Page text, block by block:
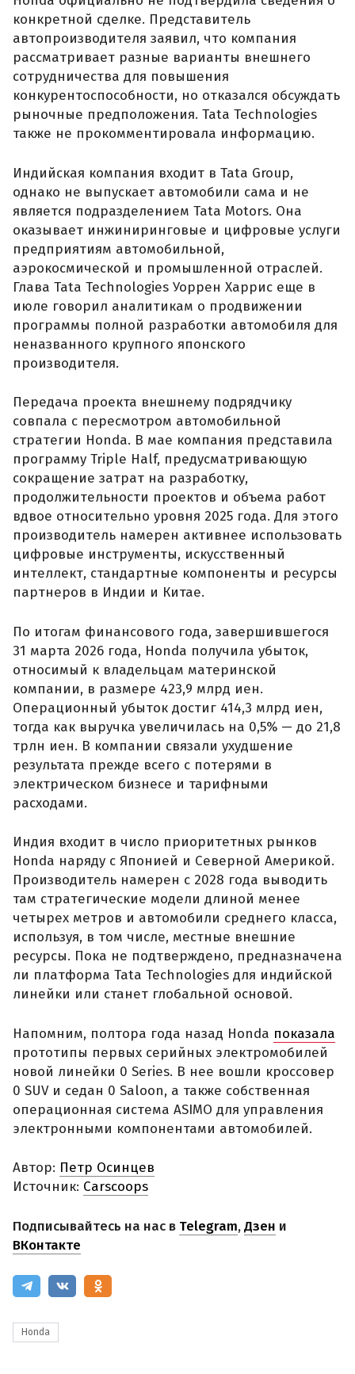
конкретной сделке. Представитель
автопроизводителя заявил, что компания
рассматривает разные варианты внешнего
сотрудничества для повышения
конкурентоспособности, но отказался обсуждать
рыночные предположения. Tata Technologies
также не прокомментировала информацию.
Индийская компания входит в Tata Group,
однако не выпускает автомобили сама и не
является подразделением Tata Motors. Она
оказывает инжиниринговые и цифровые услуги
предприятиям автомобильной,
аэрокосмической и промышленной отраслей.
Глава Tata Technologies Уоррен Харрис еще в
июле говорил аналитикам о продвижении
программы полной разработки автомобиля для
неназванного крупного японского
производителя.
Передача проекта внешнему подрядчику
совпала с пересмотром автомобильной
стратегии Honda. В мае компания представила
программу Triple Half, предусматривающую
сокращение затрат на разработку,
продолжительности проектов и объема работ
вдвое относительно уровня 2025 года. Для этого
производитель намерен активнее использовать
цифровые инструменты, искусственный
интеллект, стандартные компоненты и ресурсы
партнеров в Индии и Китае.
По итогам финансового года, завершившегося
31 марта 2026 года, Honda получила убыток,
относимый к владельцам материнской
компании, в размере 423,9 млрд иен.
Операционный убыток достиг 414,3 млрд иен,
тогда как выручка увеличилась на 0,5% — до 21,8
трлн иен. В компании связали ухудшение
результата прежде всего с потерями в
электрическом бизнесе и тарифными
расходами.
Индия входит в число приоритетных рынков
Honda наряду с Японией и Северной Америкой.
Производитель намерен с 2028 года выводить
там стратегические модели длиной менее
четырех метров и автомобили среднего класса,
используя, в том числе, местные внешние
ресурсы. Пока не подтверждено, предназначена
ли платформа Tata Technologies для индийской
линейки или станет глобальной основой.
Напомним, полтора года назад Honda показала
прототипы первых серийных электромобилей
новой линейки 0 Series. В нее вошли кроссовер
0 SUV и седан 0 Saloon, а также собственная
операционная система ASIMO для управления
электронными компонентами автомобилей.
Автор: Петр Осинцев
Источник: Carscoops
Подписывайтесь на нас в Telegram,Дзен и
ВКонтакте
Honda